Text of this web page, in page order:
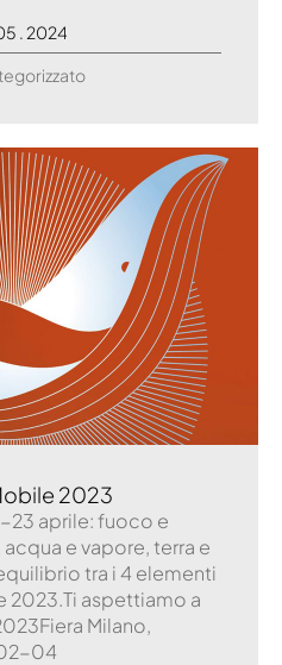
. 2024
2023
23 aprile: fuoco e
e vapore, terra e
tra i 4 elementi
2023.Ti aspettiamo a
Milano,
04